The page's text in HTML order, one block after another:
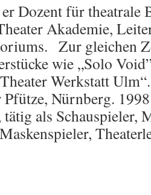
Dozent für theatrale
Akademie,
Zur gleichen
wie „Solo
Werkstatt
Pfütze, Nürnberg.
als Schauspieler,